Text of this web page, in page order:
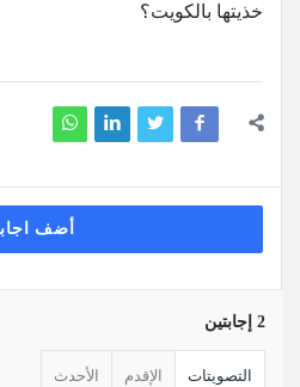
خذيتها بالكويت؟
أضف
‫2 إجابتين
التصويتات الإقدم الأحدث